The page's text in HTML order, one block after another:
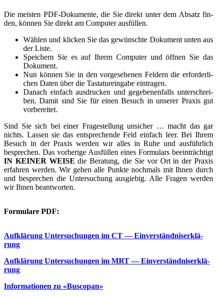
Die meis­ten PDF-Doku­­men­­te, die Sie direkt unter dem Absatz fin­
den, kön­nen Sie direkt am Com­pu­ter aus­fül­len.
Wäh­len und kli­cken Sie das gewünsch­te Doku­ment unten aus
der Lis­te.
Spei­chern Sie es auf Ihrem Com­pu­ter und öff­nen Sie das
Doku­ment.
Nun kön­nen Sie in den vor­ge­se­he­nen Fel­dern die erfor­der­li­
chen Daten über die Tas­ta­tur­ein­ga­be ein­tra­gen.
Danach ein­fach aus­dru­cken und gege­be­nen­falls unter­schrei­
ben. Damit sind Sie für einen Besuch in unse­rer Pra­xis gut
vor­be­rei­tet.
Sind Sie sich bei einer Fra­ge­stel­lung unsi­cher … macht das gar
nichts. Las­sen sie das ent­spre­chen­de Feld ein­fach leer. Bei Ihrem
Besuch in der Pra­xis wer­den wir alles in Ruhe und aus­führ­lich
bespre­chen. Das vor­he­ri­ge Aus­fül­len eines For­mu­lars beein­träch­tigt
IN KEINER WEISE die Bera­tung, die Sie vor Ort in der Pra­xis
erfah­ren wer­den. Wir gehen alle Punk­te noch­mals mit Ihnen durch
und bespre­chen die Unter­su­chung aus­gie­big. Alle Fra­gen wer­den
wir Ihnen beant­wor­ten.
Formulare PDF:
Auf­klä­rung Unter­su­chun­gen im CT — Ein­ver­ständ­nis­er­klä­
rung
Auf­klä­rung Unter­su­chun­gen im MRT — Ein­ver­ständ­nis­er­klä­
rung
Infor­ma­tio­nen zu «Bus­co­pan»